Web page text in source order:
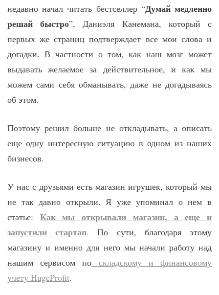
недавно начал читать бестселлер “Думай медленно
решай быстро”, Даниэля Канемана, который с
первых же страниц подтверждает все мои слова и
догадки. В частности о том, как наш мозг может
выдавать желаемое за действительное, и как мы
можем сами себя обманывать, даже не догадываясь
об этом.
Поэтому решил больше не откладывать, а описать
еще одну интересную ситуацию в одном из наших
бизнесов.
У нас с друзьями есть магазин игрушек, который мы
не так давно открыли. Я уже упоминал о нем в
статье: Как мы открывали магазин, а еще и
запустили стартап. По сути, благодаря этому
магазину и именно для него мы начали работу над
нашим сервисом по складскому и финансовому
учету HugeProfit.